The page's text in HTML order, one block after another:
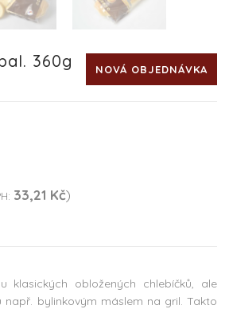
360g NOVÁ OBJEDNÁVKA
33,21 Kč)
klasických obložených chlebíčků, ale
např. bylinkovým máslem na gril. Takto